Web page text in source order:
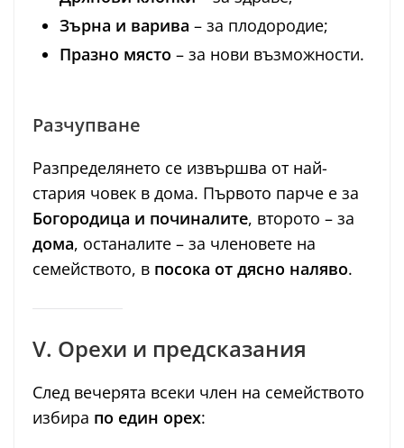
Зърна и варива – за плодородие;
Празно място – за нови възможности.
Разчупване
Разпределянето се извършва от най-
стария човек в дома. Първото парче е за
Богородица и починалите, второто – за
дома, останалите – за членовете на
семейството, в посока от дясно наляво.
V. Орехи и предсказания
След вечерята всеки член на семейството
избира по един орех: